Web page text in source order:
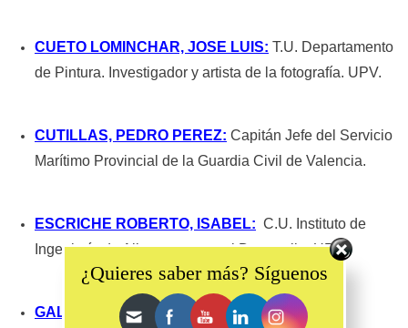
CUETO LOMINCHAR, JOSE LUIS: T.U. Departamento
de Pintura. Investigador y artista de la fotografía. UPV.
CUTILLAS, PEDRO PEREZ: Capitán Jefe del Servicio
Marítimo Provincial de la Guardia Civil de Valencia.
ESCRICHE ROBERTO, ISABEL: C.U. Instituto de
Ingeniería de Alimentos para el Desarrollo. UPV.
GALINDO GÁLVEZ, JOSÉ:
T.U. Grupo Arte y
¿Quieres saber más? Síguenos